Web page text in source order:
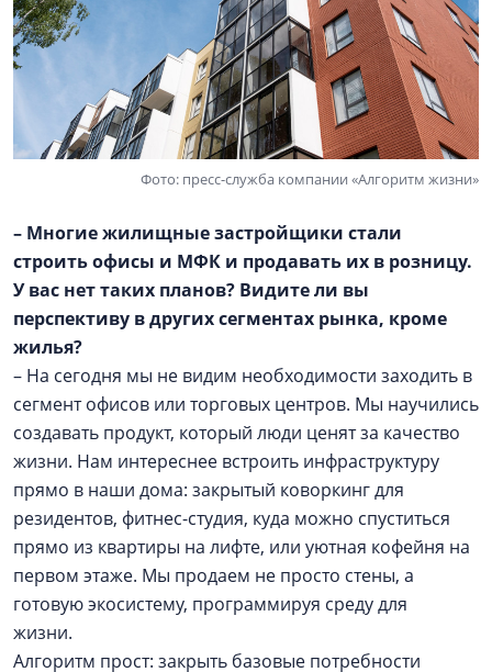
Фото: пресс-служба компании «Алгоритм жизни»
– Многие жилищные застройщики стали
строить офисы и МФК и продавать их в розницу.
У вас нет таких планов? Видите ли вы
перспективу в других сегментах рынка, кроме
жилья?
– На сегодня мы не видим необходимости заходить в
сегмент офисов или торговых центров. Мы научились
создавать продукт, который люди ценят за качество
жизни. Нам интереснее встроить инфраструктуру
прямо в наши дома: закрытый коворкинг для
резидентов, фитнес-студия, куда можно спуститься
прямо из квартиры на лифте, или уютная кофейня на
первом этаже. Мы продаем не просто стены, а
готовую экосистему, программируя среду для
жизни.
Алгоритм прост: закрыть базовые потребности